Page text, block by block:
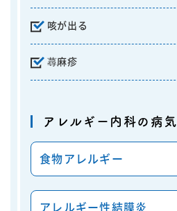
咳が出る
蕁麻疹
アレルギー内科の病気
食物アレルギー
アレルギー性結膜炎